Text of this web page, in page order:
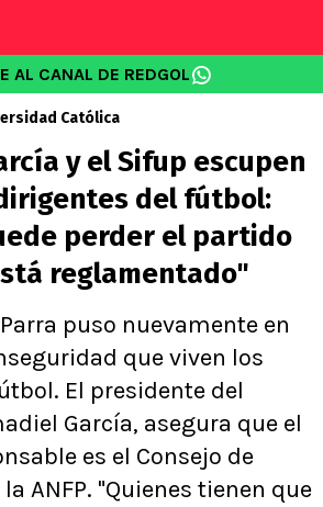
AL CANAL DE REDGOL
Católica
y el Sifup escupen
del fútbol:
perder el partido
reglamentado"
puso nuevamente en
que viven los
El presidente del
García, asegura que el
es el Consejo de
ANFP. "Quienes tienen que